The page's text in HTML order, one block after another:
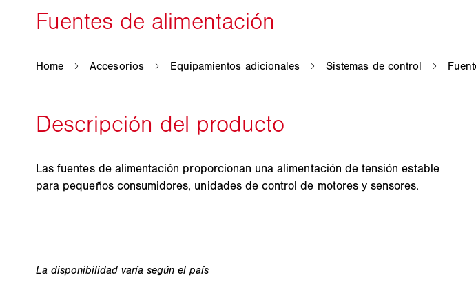
Las fuentes de alimentación proporcionan una alimentación de tensión estable
para pequeños consumidores, unidades de control de motores y sensores.